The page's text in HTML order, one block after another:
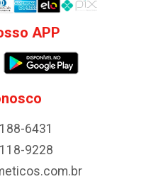
APP
6431
9228